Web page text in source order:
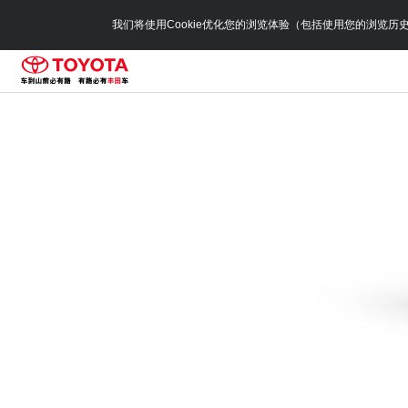
我们将使用Cookie优化您的浏览体验（包括使用您的浏览历